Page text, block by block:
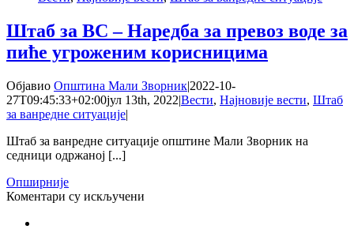
Штаб за ВС – Наредба за превоз воде за
пиће угроженим корисницима
Објавио Општина Мали Зворник|2022-10-
27T09:45:33+02:00јул 13th, 2022|Вести, Најновије вести, Штаб
за ванредне ситуације|
Штаб за ванредне ситуације општине Мали Зворник на
седници одржаној [...]
Опширније
Коментари су искључени